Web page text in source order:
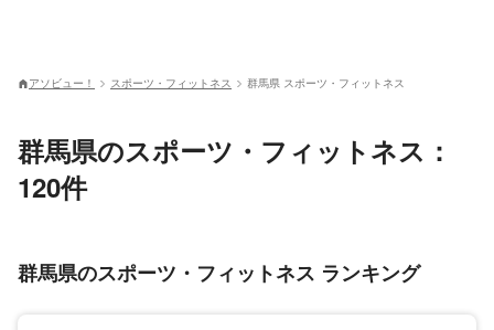
アソビュー！ スポーツ・フィットネス 群馬県 スポーツ・フィットネス
群馬県のスポーツ・フィットネス：
120件
群馬県のスポーツ・フィットネス ランキング